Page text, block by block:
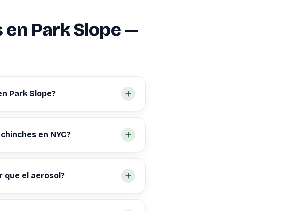
Park Slope —
Park Slope?
en NYC?
que el aerosol?